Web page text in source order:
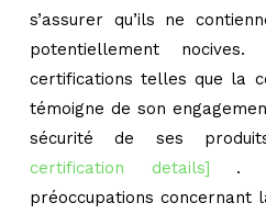
s’assurer qu’ils ne
potentiellement
certifications telles que la
témoigne de son
sécurité de ses
certification details] .
préoccupations concernant